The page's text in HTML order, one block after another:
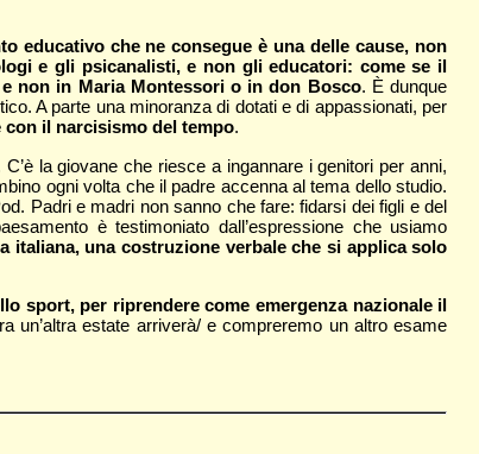
educativo che ne consegue è una delle cause, non
e gli psicanalisti, e non gli educatori: come se il
non in Maria Montessori o in don Bosco. È dunque
A parte una minoranza di dotati e di appassionati, per
con il narcisismo del tempo.
C’è la giovane che riesce a ingannare i genitori per anni,
ogni volta che il padre accenna al tema dello studio.
Padri e madri non sanno che fare: fidarsi dei figli e del
è testimoniato dall’espressione che usiamo
italiana, una costruzione verbale che si applica solo
sport, per riprendere come emergenza nazionale il
estate arriverà/ e compreremo un altro esame